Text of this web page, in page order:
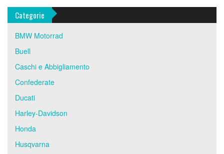
Categorie
BMW Motorrad
Buell
Caschi e Abbigliamento
Confederate
Ducati
Harley-Davidson
Honda
Husqvarna